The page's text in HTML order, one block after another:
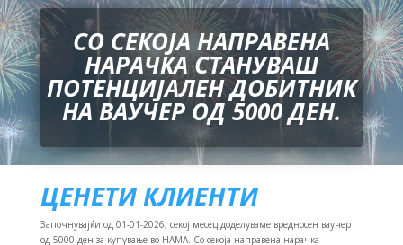
СО СЕКОЈА НАПРАВЕНА
НАРАЧКА СТАНУВАШ
ПОТЕНЦИЈАЛЕН ДОБИТНИК
НА ВАУЧЕР ОД 5000 ДЕН.
ЦЕНЕТИ КЛИЕНТИ
Започнувајќи од 01-01-2026, секој месец доделуваме вредносен ваучер
од 5000 ден за купување во НАМА. Со секоја направена нарачка